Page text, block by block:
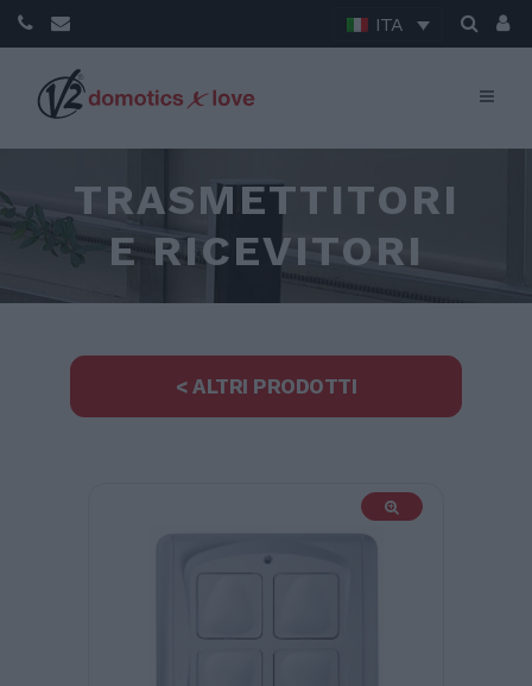
ITA
TRASMETTITORI
E RICEVITORI
< ALTRI PRODOTTI